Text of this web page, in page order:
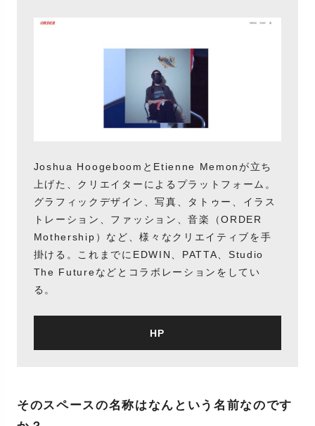
Joshua HoogeboomとEtienne Memonが立ち
上げた、クリエイターによるプラットフォーム。
グラフィックデザイン、写真、タトゥー、イラス
トレーション、ファッション、音楽（ORDER
Mothership）など、様々なクリエイティブを手
掛ける。これまでにEDWIN、PATTA、Studio
The Futureなどとコラボレーションをしてい
る。
HP
そのスペースの名称はなんという名前なのです